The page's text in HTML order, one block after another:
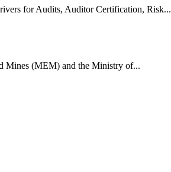
for Audits, Auditor Certification, Risk...
Mines (MEM) and the Ministry of...